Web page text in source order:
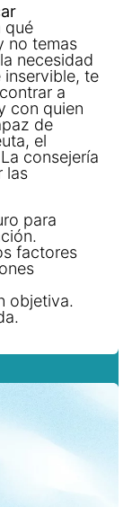
qué
no temas
necesidad
te
a
con quien
de
el
consejería
las
para
factores
objetiva.